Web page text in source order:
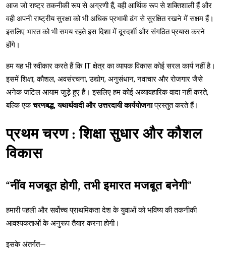
आज जो राष्ट्र तकनीकी रूप से अग्रणी हैं, वही आर्थिक रूप से शक्तिशाली हैं और
वही अपनी राष्ट्रीय सुरक्षा को भी अधिक प्रभावी ढंग से सुरक्षित रखने में सक्षम हैं।
इसलिए भारत को भी समय रहते इस दिशा में दूरदर्शी और संगठित प्रयास करने
होंगे।
हम यह भी स्वीकार करते हैं कि IT क्षेत्र का व्यापक विकास कोई सरल कार्य नहीं है।
इसमें शिक्षा, कौशल, अवसंरचना, उद्योग, अनुसंधान, नवाचार और रोजगार जैसे
अनेक जटिल आयाम जुड़े हुए हैं। इसलिए हम कोई अव्यावहारिक वादा नहीं करते,
बल्कि एकचरणबद्ध, यथार्थवादी और उत्तरदायी कार्ययोजनाप्रस्तुत करते हैं।
प्रथम चरण : शिक्षा सुधार और कौशल
विकास
“नींव मजबूत होगी, तभी इमारत मजबूत बनेगी”
हमारी पहली और सर्वोच्च प्राथमिकता देश के युवाओं को भविष्य की तकनीकी
आवश्यकताओं के अनुरूप तैयार करना होगी।
इसके अंतर्गत—